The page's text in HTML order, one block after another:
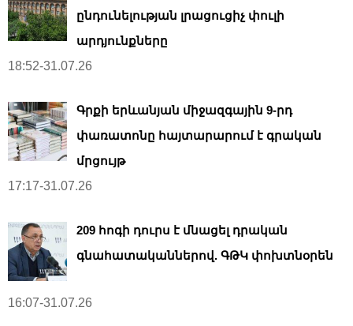
ընդունելության լրացուցիչ փուլի
արդյունքները
18:52-31.07.26
Գրքի երևանյան միջազգային 9-րդ
փառատոնը հայտարարում է գրական
մրցույթ
17:17-31.07.26
209 հոգի դուրս է մնացել դրական
գնահատականներով. ԳԹԿ փոխտնօրեն
16:07-31.07.26